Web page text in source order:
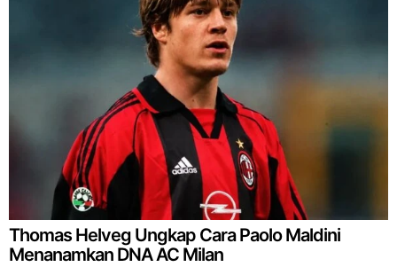
Thomas Helveg Ungkap Cara Paolo Maldini
Menanamkan DNA AC Milan